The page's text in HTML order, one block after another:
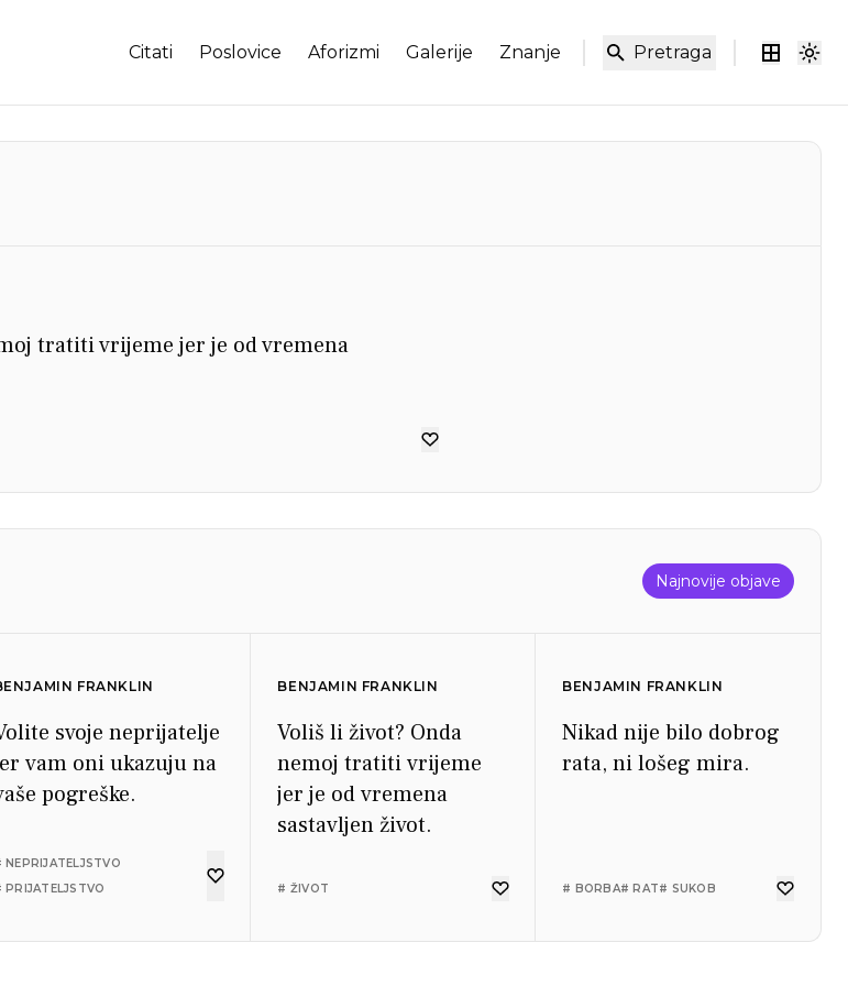
Pretraga
Citati Poslovice Aforizmi Galerije Znanje
tratiti vrijeme jer je od vremena
Najnovije objave
FRANKLIN
svoje neprijatelje
vam oni ukazuju na
pogreške.
NEPRIJATELJSTVO
PRIJATELJSTVO
BENJAMIN FRANKLIN
Voliš li život? Onda
nemoj tratiti vrijeme
jer je od vremena
sastavljen život.
# ŽIVOT
BENJAMIN FRANKLIN
Nikad nije bilo dobrog
rata, ni lošeg mira.
# BORBA# RAT# SUKOB